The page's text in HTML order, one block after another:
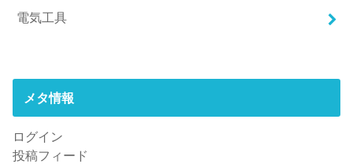
電気工具
メタ情報
ログイン
投稿フィード